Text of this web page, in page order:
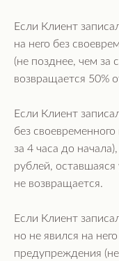
Если Клиент
на него без
(не позднее, чем за
возвращается 50%
Если Клиент
без
за 4 часа до
рублей,
не возвращается.
Если Клиент
но не явился на
предупреждения